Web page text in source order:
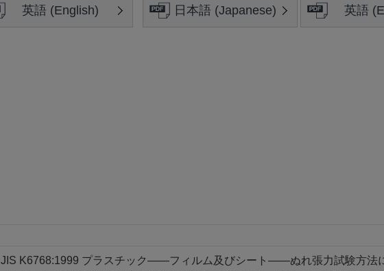
英語 (English) 日本語 (Japanese) 英語
JIS K6768:1999 プラスチック――フィルム及びシート――ぬれ張力試験方法